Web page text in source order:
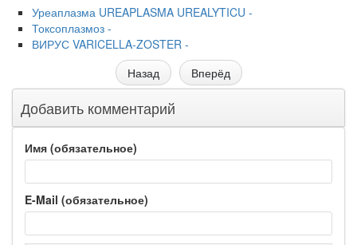
Уреаплазма UREAPLASMA UREALYTICU -
Токсоплазмоз -
ВИРУС VARICELLA-ZOSTER -
Назад
Вперёд
Добавить комментарий
Имя (обязательное)
E-Mail (обязательное)